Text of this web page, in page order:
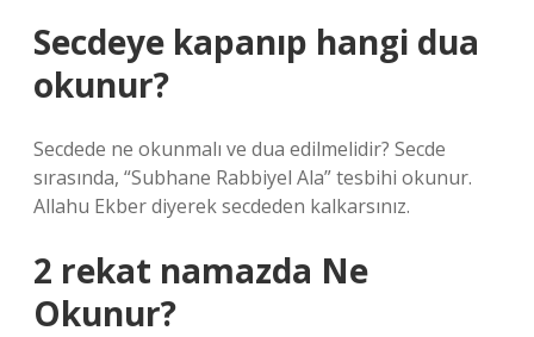
Secdeye kapanıp hangi dua
okunur?
Secdede ne okunmalı ve dua edilmelidir? Secde
sırasında, “Subhane Rabbiyel Ala” tesbihi okunur.
Allahu Ekber diyerek secdeden kalkarsınız.
2 rekat namazda Ne
Okunur?